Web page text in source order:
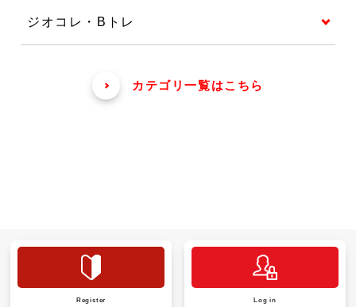
ジオコレ・Bトレ
カテゴリ一覧はこちら
Register Log in